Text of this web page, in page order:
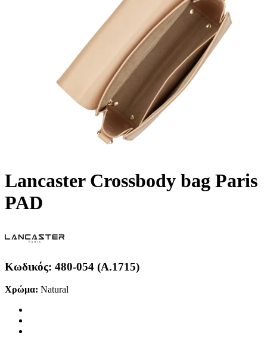
Lancaster Crossbody bag Paris
PAD
Κωδικός: 480-054 (A.1715)
Χρώμα: Natural